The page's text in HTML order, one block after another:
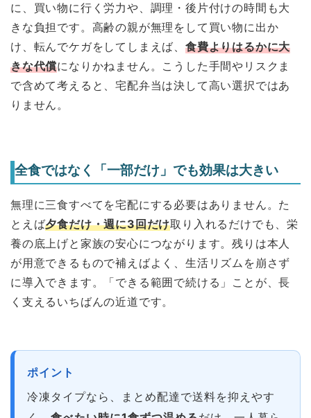
に、買い物に行く労力や、調理・後片付けの時間も大
きな負担です。高齢の親が無理をして買い物に出か
け、転んでケガをしてしまえば、 食費よりはるかに大
きな代償になりかねません。こうした手間やリスクま
で含めて考えると、宅配弁当は決して高い選択ではあ
りません。
全食ではなく「一部だけ」でも効果は大きい
無理に三食すべてを宅配にする必要はありません。た
とえば夕食だけ・週に3回だけ取り入れるだけでも、栄
養の底上げと家族の安心につながります。残りは本人
が用意できるもので補えばよく、生活リズムを崩さず
に導入できます。「できる範囲で続ける」ことが、長
く支えるいちばんの近道です。
ポイント
冷凍タイプなら、まとめ配達で送料を抑えやす